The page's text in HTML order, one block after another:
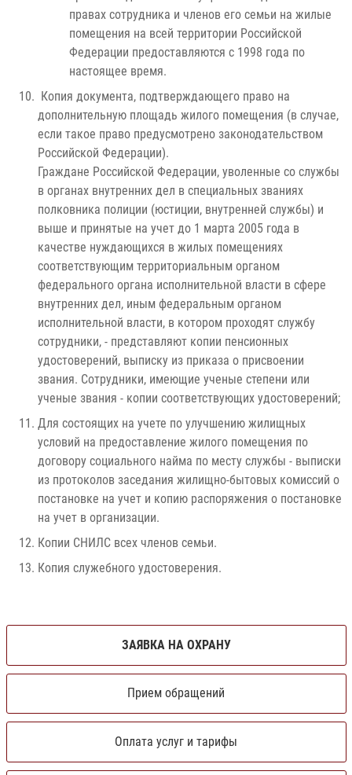
правах сотрудника и членов его семьи на жилые
помещения на всей территории Российской
Федерации предоставляются с 1998 года по
настоящее время.
Копия документа, подтверждающего право на
дополнительную площадь жилого помещения (в случае,
если такое право предусмотрено законодательством
Российской Федерации).
Граждане Российской Федерации, уволенные со службы
в органах внутренних дел в специальных званиях
полковника полиции (юстиции, внутренней службы) и
выше и принятые на учет до 1 марта 2005 года в
качестве нуждающихся в жилых помещениях
соответствующим территориальным органом
федерального органа исполнительной власти в сфере
внутренних дел, иным федеральным органом
исполнительной власти, в котором проходят службу
сотрудники, - представляют копии пенсионных
удостоверений, выписку из приказа о присвоении
звания. Сотрудники, имеющие ученые степени или
ученые звания - копии соответствующих удостоверений;
Для состоящих на учете по улучшению жилищных
условий на предоставление жилого помещения по
договору социального найма по месту службы - выписки
из протоколов заседания жилищно-бытовых комиссий о
постановке на учет и копию распоряжения о постановке
на учет в организации.
Копии СНИЛС всех членов семьи.
Копия служебного удостоверения.
ЗАЯВКА НА ОХРАНУ
Прием обращений
Оплата услуг и тарифы